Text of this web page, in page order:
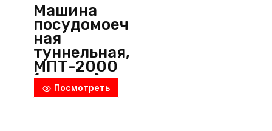
Машина
посудомоеч
ная
туннельная,
МПТ-2000
(правая),
AbatПосмотреть